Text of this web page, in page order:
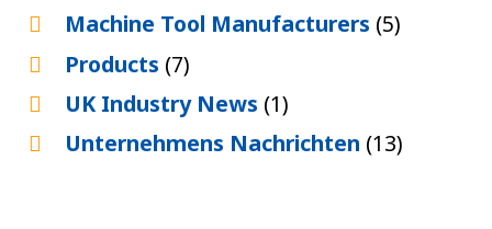
Machine Tool Manufacturers (5)
Products (7)
UK Industry News (1)
Unternehmens Nachrichten (13)